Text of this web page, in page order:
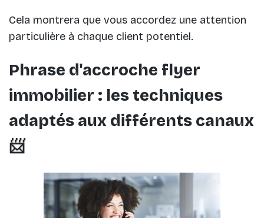
Cela montrera que vous accordez une attention
particulière à chaque client potentiel.
Phrase d'accroche flyer
immobilier : les techniques
adaptés aux différents canaux
📨